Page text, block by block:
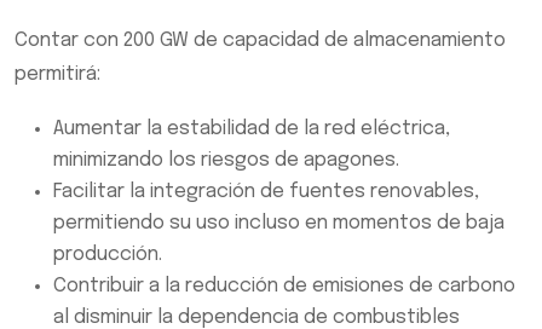
Contar con 200 GW de capacidad de almacenamiento
permitirá:
Aumentar la estabilidad de la red eléctrica,
minimizando los riesgos de apagones.
Facilitar la integración de fuentes renovables,
permitiendo su uso incluso en momentos de baja
producción.
Contribuir a la reducción de emisiones de carbono
al disminuir la dependencia de combustibles